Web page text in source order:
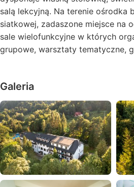
salą lekcyjną. Na terenie ośrodka
siatkowej, zadaszone miejsce na
sale wielofunkcyjne w których
grupowe, warsztaty tematyczne,
Galeria